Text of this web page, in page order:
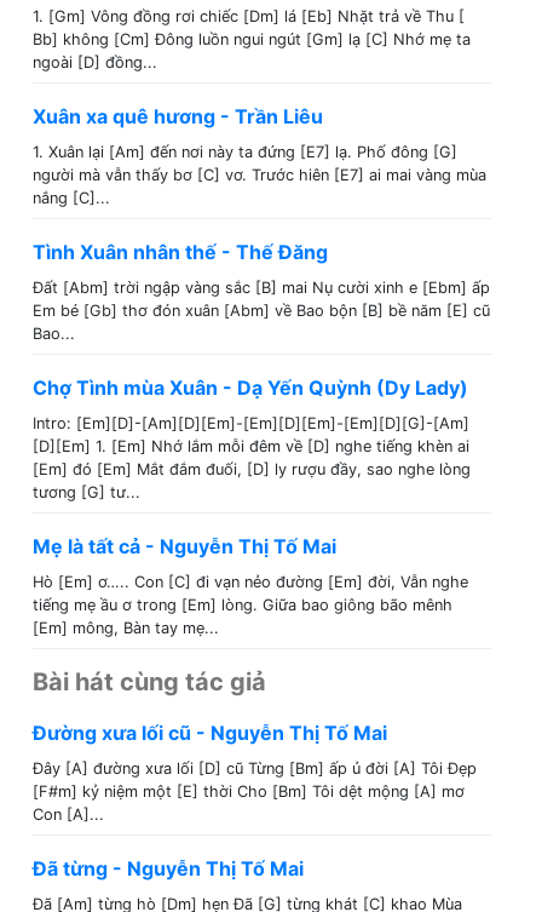
1. [Gm] Vông đồng rơi chiếc [Dm] lá [Eb] Nhặt trả về Thu [
Bb] không [Cm] Đông luồn ngui ngút [Gm] lạ [C] Nhớ mẹ ta
ngoài [D] đồng...
Xuân xa quê hương - Trần Liêu
1. Xuân lại [Am] đến nơi này ta đứng [E7] lạ. Phố đông [G]
người mà vẫn thấy bơ [C] vơ. Trước hiên [E7] ai mai vàng mùa
nắng [C]...
Tình Xuân nhân thế - Thế Đăng
Đất [Abm] trời ngập vàng sắc [B] mai Nụ cười xinh e [Ebm] ấp
Em bé [Gb] thơ đón xuân [Abm] về Bao bộn [B] bề năm [E] cũ
Bao...
Chợ Tình mùa Xuân - Dạ Yến Quỳnh (Dy Lady)
Intro: [Em][D]-[Am][D][Em]-[Em][D][Em]-[Em][D][G]-[Am]
[D][Em] 1. [Em] Nhớ lắm mỗi đêm về [D] nghe tiếng khèn ai
[Em] đó [Em] Mắt đắm đuối, [D] ly rượu đầy, sao nghe lòng
tương [G] tư...
Mẹ là tất cả - Nguyễn Thị Tố Mai
Hò [Em] ơ….. Con [C] đi vạn nẻo đường [Em] đời, Vẫn nghe
tiếng mẹ ầu ơ trong [Em] lòng. Giữa bao giông bão mênh
[Em] mông, Bàn tay mẹ...
Bài hát cùng tác giả
Đường xưa lối cũ - Nguyễn Thị Tố Mai
Đây [A] đường xưa lối [D] cũ Từng [Bm] ấp ủ đời [A] Tôi Đẹp
[F#m] kỷ niệm một [E] thời Cho [Bm] Tôi dệt mộng [A] mơ
Con [A]...
Đã từng - Nguyễn Thị Tố Mai
Đã [Am] từng hò [Dm] hẹn Đã [G] từng khát [C] khao Mùa